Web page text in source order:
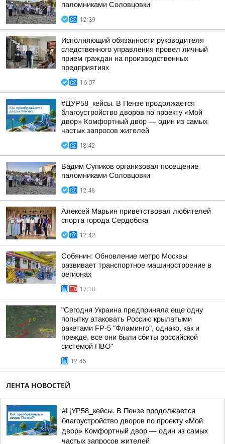
паломниками Соловцовки
12:39
Исполняющий обязанности руководителя
следственного управления провел личный
прием граждан на производственных
предприятиях
16:07
#ЦУР58_кейсы. В Пензе продолжается
благоустройство дворов по проекту «Мой
двор» Комфортный двор — один из самых
частых запросов жителей
18:42
Вадим Супиков организовал посещение
паломниками Соловцовки
12:48
Алексей Марьин приветствовал любителей
спорта города Сердобска
12:43
Собянин: Обновление метро Москвы
развивает транспортное машиностроение в
регионах
17:18
"Сегодня Украина предприняла еще одну
попытку атаковать Россию крылатыми
ракетами FP-5 "Фламинго", однако, как и
прежде, все они были сбиты российской
системой ПВО"
12:45
ЛЕНТА НОВОСТЕЙ
#ЦУР58_кейсы. В Пензе продолжается
благоустройство дворов по проекту «Мой
двор» Комфортный двор — один из самых
частых запросов жителей